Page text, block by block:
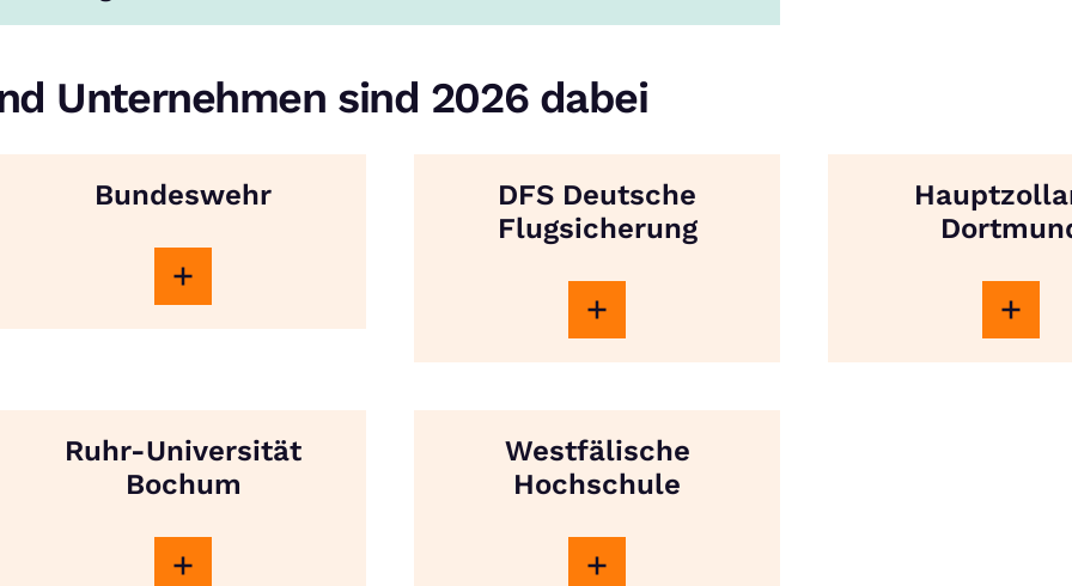
Unternehmen sind 2026 dabei
Bundeswehr
DFS Deutsche
Flugsicherung
Ruhr-Universität
Bochum
Westfälische
Hochschule